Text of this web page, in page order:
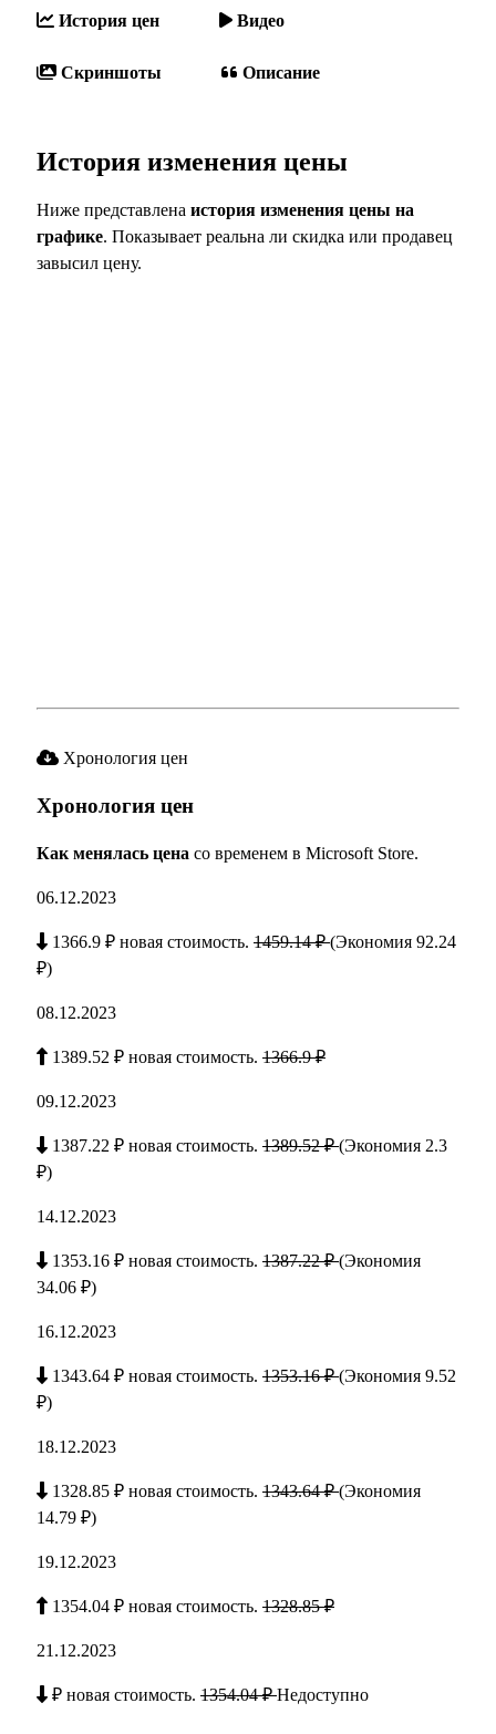
История цен Видео
Скриншоты Описание
История изменения цены
Ниже представлена история изменения цены на
графике. Показывает реальна ли скидка или продавец
завысил цену.
Хронология цен
Хронология цен
Как менялась цена со временем в Microsoft Store.
06.12.2023
1366.9 ₽ новая стоимость. 1459.14 ₽(Экономия 92.24
₽)
08.12.2023
1389.52 ₽ новая стоимость. 1366.9 ₽
09.12.2023
1387.22 ₽ новая стоимость. 1389.52 ₽(Экономия 2.3
₽)
14.12.2023
1353.16 ₽ новая стоимость. 1387.22 ₽(Экономия
34.06 ₽)
16.12.2023
1343.64 ₽ новая стоимость. 1353.16 ₽(Экономия 9.52
₽)
18.12.2023
1328.85 ₽ новая стоимость. 1343.64 ₽(Экономия
14.79 ₽)
19.12.2023
1354.04 ₽ новая стоимость. 1328.85 ₽
21.12.2023
₽ новая стоимость. 1354.04 ₽Недоступно